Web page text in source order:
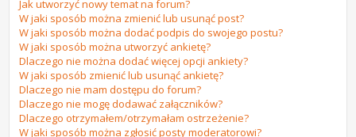
Jak utworzyć nowy temat na forum?
W jaki sposób można zmienić lub usunąć post?
W jaki sposób można dodać podpis do swojego postu?
W jaki sposób można utworzyć ankietę?
Dlaczego nie można dodać więcej opcji ankiety?
W jaki sposób zmienić lub usunąć ankietę?
Dlaczego nie mam dostępu do forum?
Dlaczego nie mogę dodawać załączników?
Dlaczego otrzymałem/otrzymałam ostrzeżenie?
W jaki sposób można zgłosić posty moderatorowi?